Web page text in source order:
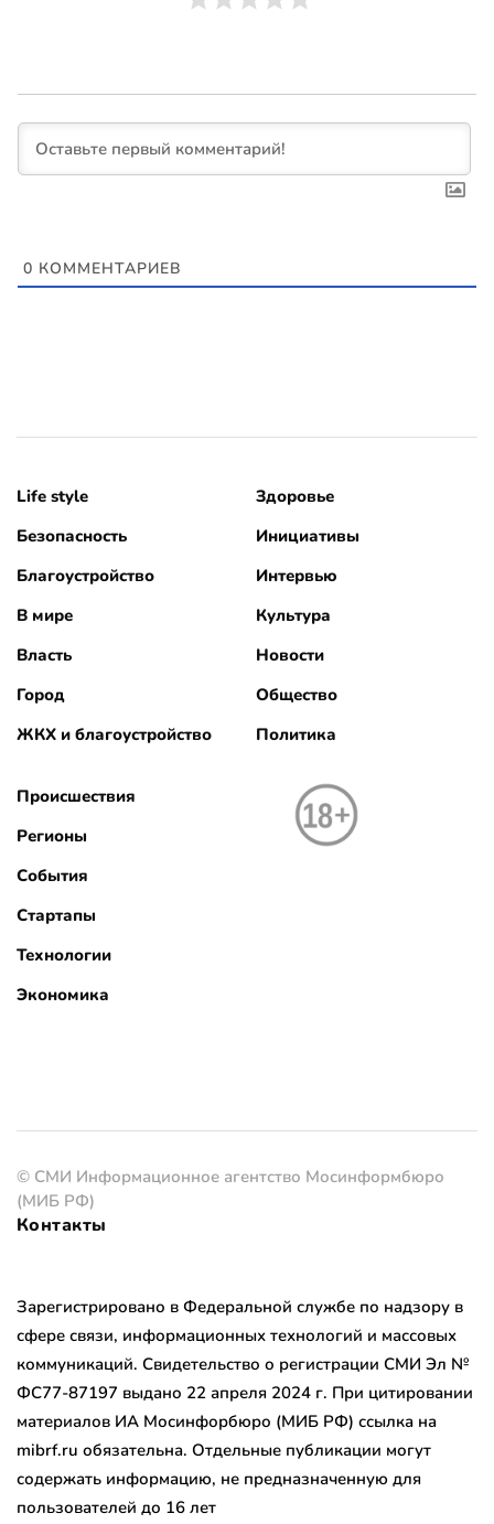
0 КОММЕНТАРИЕВ
Life style
Безопасность
Благоустройство
В мире
Власть
Город
ЖКХ и благоустройство
Здоровье
Инициативы
Интервью
Культура
Новости
Общество
Политика
Происшествия
Регионы
События
Стартапы
Технологии
Экономика
© СМИ Информационное агентство Мосинформбюро
(МИБ РФ)
Контакты
Зарегистрировано в Федеральной службе по надзору в
сфере связи, информационных технологий и массовых
коммуникаций. Свидетельство о регистрации СМИ Эл №
ФС77-87197 выдано 22 апреля 2024 г. При цитировании
материалов ИА Мосинфорбюро (МИБ РФ) ссылка на
mibrf.ru обязательна. Отдельные публикации могут
содержать информацию, не предназначенную для
пользователей до 16 лет